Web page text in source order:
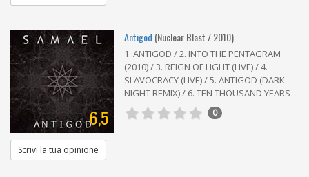
6,5
Antigod (Nuclear Blast / 2010)
1. ANTIGOD / 2. INTO THE PENTAGRAM
(2010) / 3. REIGN OF LIGHT (LIVE) / 4.
SLAVOCRACY (LIVE) / 5. ANTIGOD (DARK
NIGHT REMIX) / 6. TEN THOUSAND YEARS
0
Scrivi la tua opinione